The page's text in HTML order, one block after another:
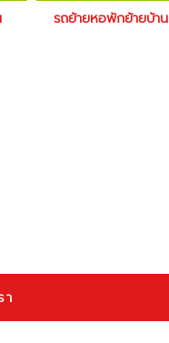
รถย้ายหอพักย้ายบ้าน
า